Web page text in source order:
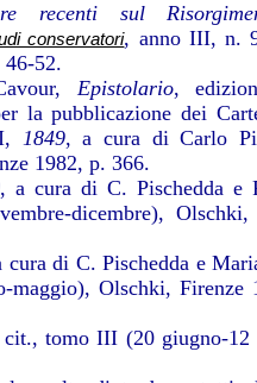
recenti sul
conservatori, anno III, n.
46-52.
Epistolario,
la pubblicazione dei
1849, a cura di Carlo
1982, p. 366.
, a cura di C. Pischedda e
dicembre), Olschki,
cura di C. Pischedda e
maggio), Olschki, Firenze
tomo III (20 giugno-12